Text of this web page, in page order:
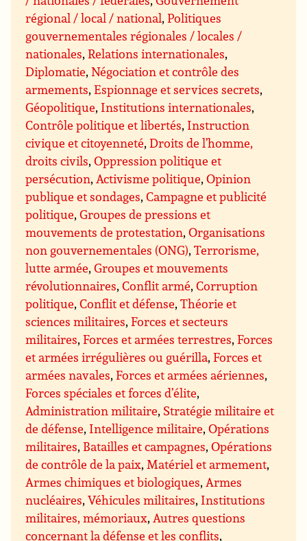
régional / local / national,Politiques
gouvernementales régionales / locales /
nationales,Relations internationales,
Diplomatie,Négociation et contrôle des
armements,Espionnage et services secrets,
Géopolitique, Institutions internationales,
Contrôle politique et libertés, Instruction
civique et citoyenneté,Droits de l’homme,
droits civils,Oppression politique et
persécution,Activisme politique,Opinion
publique et sondages,Campagne et publicité
politique,Groupes de pressions et
mouvements de protestation,Organisations
non gouvernementales (ONG),Terrorisme,
lutte armée,Groupes et mouvements
révolutionnaires,Conflit armé,Corruption
politique,Conflit et défense,Théorie et
sciences militaires,Forces et secteurs
militaires,Forces et armées terrestres,Forces
et armées irrégulières ou guérilla,Forces et
armées navales,Forces et armées aériennes,
Forces spéciales et forces d’élite,
Administration militaire, Stratégie militaire et
de défense, Intelligence militaire,Opérations
militaires, Batailles et campagnes,Opérations
de contrôle de la paix,Matériel et armement,
Armes chimiques et biologiques,Armes
nucléaires,Véhicules militaires, Institutions
militaires, mémoriaux,Autres questions
concernant la défense et les conflits,